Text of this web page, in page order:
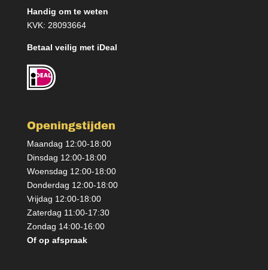
Handig om te weten
KVK: 28093664
Betaal veilig met iDeal
Openingstijden
Maandag 12:00-18:00
Dinsdag 12:00-18:00
Woensdag 12:00-18:00
Donderdag 12:00-18:00
Vrijdag 12:00-18:00
Zaterdag 11:00-17:30
Zondag 14:00-16:00
Of op afspraak